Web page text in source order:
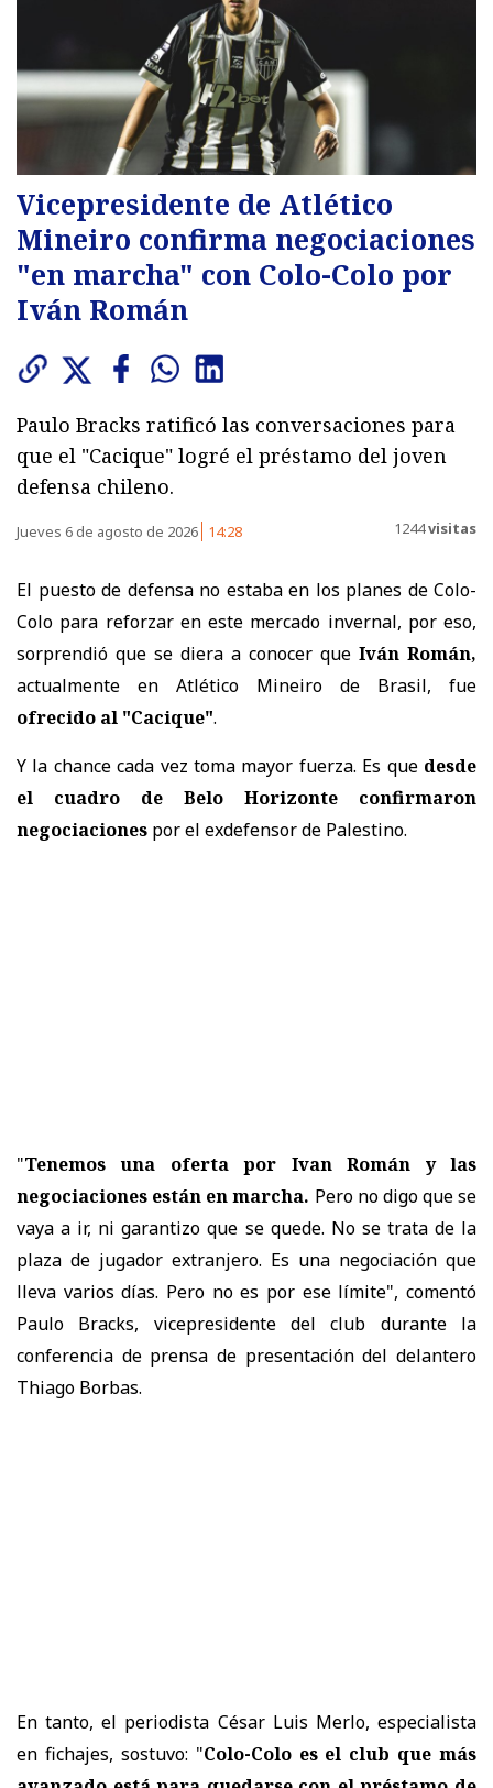
Vicepresidente de Atlético
Mineiro confirma negociaciones
"en marcha" con Colo-Colo por
Iván Román
Paulo Bracks ratificó las conversaciones para
que el "Cacique" logré el préstamo del joven
defensa chileno.
Jueves 6 de agosto de 2026 14:28 1244visitas
El puesto de defensa no estaba en los planes de Colo-
Colo para reforzar en este mercado invernal, por eso,
sorprendió que se diera a conocer que Iván Román,
actualmente en Atlético Mineiro de Brasil, fue
ofrecido al "Cacique".
Y la chance cada vez toma mayor fuerza. Es que desde
el cuadro de Belo Horizonte confirmaron
negociaciones por el exdefensor de Palestino.
"Tenemos una oferta por Ivan Román y las
negociaciones están en marcha. Pero no digo que se
vaya a ir, ni garantizo que se quede. No se trata de la
plaza de jugador extranjero. Es una negociación que
lleva varios días. Pero no es por ese límite", comentó
Paulo Bracks, vicepresidente del club durante la
conferencia de prensa de presentación del delantero
Thiago Borbas.
En tanto, el periodista César Luis Merlo, especialista
en fichajes, sostuvo: "Colo-Colo es el club que más